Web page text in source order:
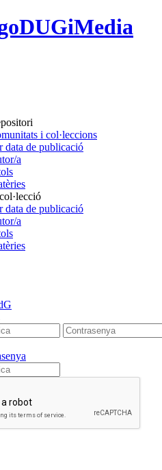
DUGiMedia
i col·leccions
data de publicació
a
data de publicació
a